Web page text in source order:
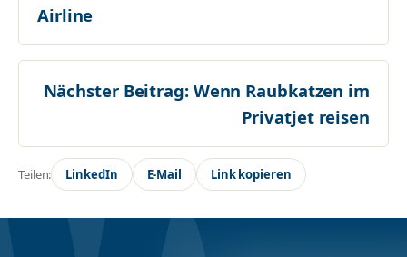
Airline
Nächster Beitrag: Wenn Raubkatzen im
Privatjet reisen
Teilen: LinkedIn E-Mail Link kopieren